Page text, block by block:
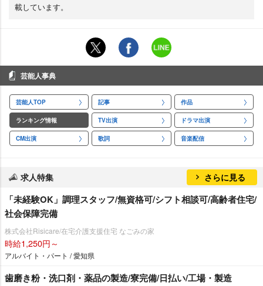
載しています。
芸能人事典
芸能人TOP 記事 作品
ランキング情報 TV出演 ドラマ出演
CM出演 歌詞 音楽配信
求人特集 さらに見る
「未経験OK」調理スタッフ/無資格可/シフト相談可/高齢者住宅/
社会保障完備
株式会社Risicare/在宅介護支援住宅 なごみの家
時給1,250円～
アルバイト・パート / 愛知県
歯磨き粉・洗口剤・薬品の製造/寮完備/日払い/工場・製造